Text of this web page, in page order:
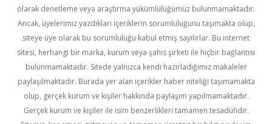
olarak denetleme veya araştırma yükümlülüğümüz bulunmamaktadır.
Ancak, üyelerimiz yazdıkları içeriklerin sorumluluğunu taşımakta olup,
siteye üye olarak bu sorumluluğu kabul etmiş sayılırlar. Bu internet
sitesi, herhangi bir marka, kurum veya şahıs şirketi ile hiçbir bağlantısı
bulunmamaktadır. Sitede yalnızca kendi hazırladığımız makaleler
paylaşılmaktadır. Burada yer alan içerikler haber niteliği taşımamakta
olup, gerçek kurum ve kişiler hakkında paylaşım yapılmamaktadır.
Gerçek kurum ve kişiler ile isim benzerlikleri tamamen tesadüfidir.